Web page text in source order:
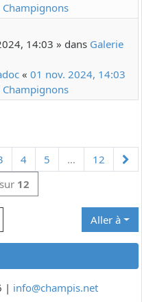
14:03 » dans Galerie
« 01 nov. 2024, 14:03
4 5 … 12
sur 12
Aller à
| info@champis.net